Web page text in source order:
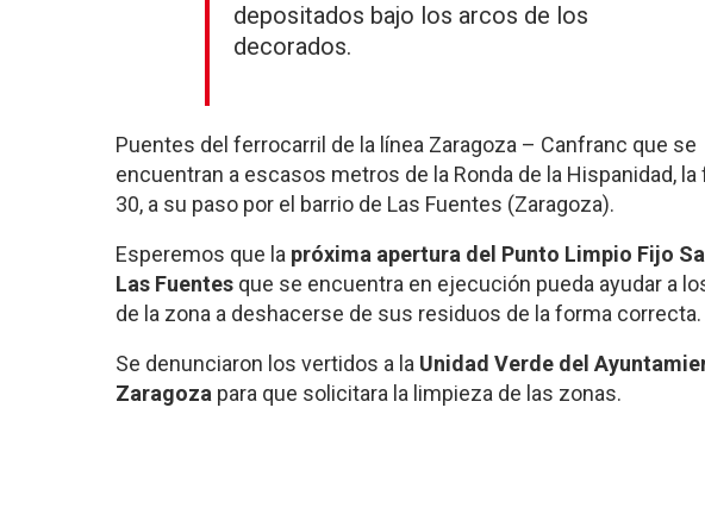
depositados bajo los arcos de los
decorados.
Puentes del ferrocarril de la línea Zaragoza – Canfranc que se
encuentran a escasos metros de la Ronda de la Hispanidad, la
30, a su paso por el barrio de Las Fuentes (Zaragoza).
Esperemos que la próxima apertura del Punto Limpio Fijo
Las Fuentes que se encuentra en ejecución pueda ayudar a
de la zona a deshacerse de sus residuos de la forma correcta.
Se denunciaron los vertidos a la Unidad Verde del
Zaragoza para que solicitara la limpieza de las zonas.